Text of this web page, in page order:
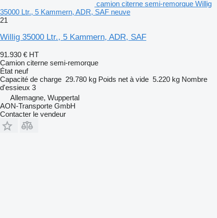
camion citerne semi-remorque Willig
35000 Ltr., 5 Kammern, ADR, SAF neuve
21
Willig 35000 Ltr., 5 Kammern, ADR, SAF
91.930 € HT
Camion citerne semi-remorque
État neuf
Capacité de charge 29.780 kg Poids net à vide 5.220 kg Nombre
d'essieux 3
Allemagne, Wuppertal
AON-Transporte GmbH
Contacter le vendeur